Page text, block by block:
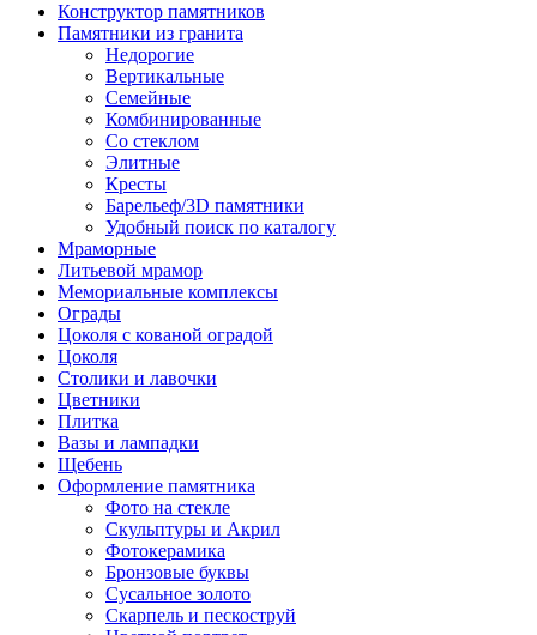
Конструктор памятников
Памятники из гранита
Недорогие
Вертикальные
Семейные
Комбинированные
Со стеклом
Элитные
Кресты
Барельеф/3D памятники
Удобный поиск по каталогу
Мраморные
Литьевой мрамор
Мемориальные комплексы
Ограды
Цоколя с кованой оградой
Цоколя
Столики и лавочки
Цветники
Плитка
Вазы и лампадки
Щебень
Оформление памятника
Фото на стекле
Скульптуры и Акрил
Фотокерамика
Бронзовые буквы
Сусальное золото
Скарпель и пескоструй